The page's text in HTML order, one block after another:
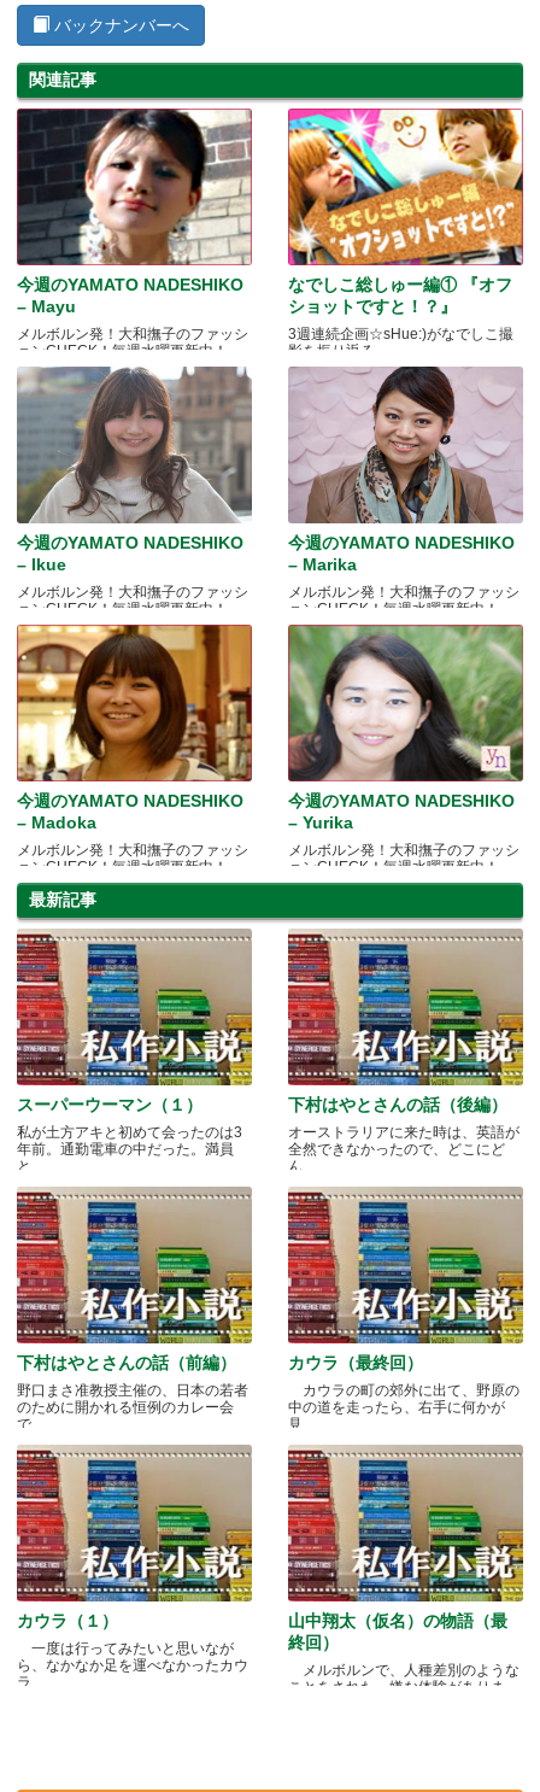
バックナンバーへ
関連記事
今週のYAMATO NADESHIKO
– Mayu
メルボルン発！大和撫子のファッシ
ョンCHECK！毎週水曜更新中！
なでしこ総しゅー編① 『オフ
ショットですと！？』
3週連続企画☆sHue:)がなでしこ撮
影を振り返る
今週のYAMATO NADESHIKO
– Ikue
メルボルン発！大和撫子のファッシ
ョンCHECK！毎週水曜更新中！
今週のYAMATO NADESHIKO
– Marika
メルボルン発！大和撫子のファッシ
ョンCHECK！毎週水曜更新中！
今週のYAMATO NADESHIKO
– Madoka
メルボルン発！大和撫子のファッシ
ョンCHECK！毎週水曜更新中！
今週のYAMATO NADESHIKO
– Yurika
メルボルン発！大和撫子のファッシ
ョンCHECK！毎週水曜更新中！
最新記事
スーパーウーマン（１）
私が土方アキと初めて会ったのは3
年前。通勤電車の中だった。満員
と.....
下村はやとさんの話（後編）
オーストラリアに来た時は、英語が
全然できなかったので、どこにど
ん.....
下村はやとさんの話（前編）
野口まさ准教授主催の、日本の若者
のために開かれる恒例のカレー会
で.....
カウラ（最終回）
カウラの町の郊外に出て、野原の
中の道を走ったら、右手に何かが
見.....
カウラ（１）
一度は行ってみたいと思いなが
ら、なかなか足を運べなかったカウ
ラ.....
山中翔太（仮名）の物語（最
終回）
メルボルンで、人種差別のような
ことをされた、嫌な体験がありま